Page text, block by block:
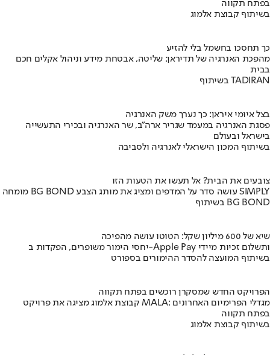
בפתח תקווה
בשיתוף קבוצת אלמוג
כך תחסכו בחשמל בלי להזיע
מהפכת האנרגיה של תדיראן: שליטה, אבטחת מידע וניהול אקלים חכם
בבית
בשיתוף TADIRAN
בצל איומי איראן: כך נערך משק האנרגיה
פסגת האנרגיה במעמד שגריר ארה"ב, שר האנרגיה ובכירי התעשייה
בישראל ובעולם
בשיתוף המכון הישראלי לאנרגיה ולסביבה
צובעים את הבית? אל תעשו את הטעות הזו
מומחה BG BOND עושה סדר על המדפים ומציג את מותג הצבע SIMPLY
בשיתוף BG BOND
שיא של 600 מיליון שקל: הטוטו עושה מהפיכה
יחסי הימור משופרים, הפקדות ב-Apple Pay ותשלום זכיות מיידי
בשיתוף המועצה להסדר ההימורים בספורט
הפרויקט החדש שמסקרן רוכשים בפתח תקווה
קבוצת אלמוג מציגה את פרויקט MALA: מגדלי הפרימיום האחרונים
בפתח תקווה
בשיתוף קבוצת אלמוג